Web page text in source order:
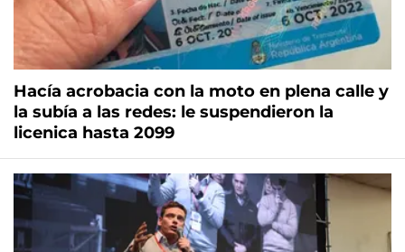
Hacía acrobacia con la moto en plena calle y
la subía a las redes: le suspendieron la
licenica hasta 2099